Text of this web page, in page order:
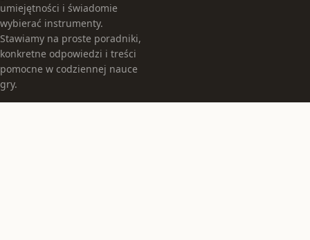
umiejętności i świadomie
wybierać instrumenty.
Stawiamy na proste poradniki,
konkretne odpowiedzi i treści
pomocne w codziennej nauce
gry.